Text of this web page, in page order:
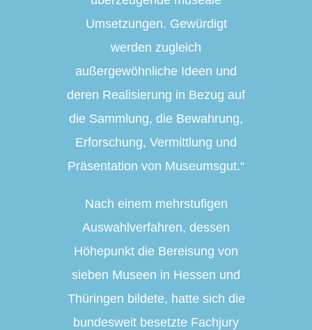
Umsetzungen. Gewürdigt
werden zugleich
außergewöhnliche Ideen und
deren Realisierung in Bezug auf
die Sammlung, die Bewahrung,
Erforschung, Vermittlung und
Präsentation von Museumsgut.“
Nach einem mehrstufigen
Auswahlverfahren, dessen
Höhepunkt die Bereisung von
sieben Museen in Hessen und
Thüringen bildete, hatte sich die
bundesweit besetzte Fachjury